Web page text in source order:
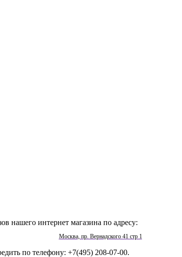
нашего интернет магазина по адресу:
Москва, пр. Вернадского 41 стр 1
по телефону: +7(495) 208-07-00.